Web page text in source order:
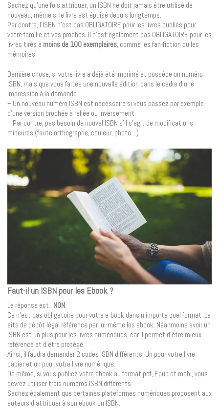
Sachez qu’une fois attribuer, un ISBN ne doit jamais être utilisé de
nouveau, même si le livre est épuisé depuis longtemps.
Par contre, l’ISBN n’est pas OBLIGATOIRE pour les livres publiés pour
votre famille et vos proches. Il n’est également pas OBLIGATOIRE pour les
livres tirés à moins de 100 exemplaires, comme les fan-fiction ou les
mémoires.
Dernière chose, si votre livre a déjà été imprimé et possède un numéro
ISBN, mais que vous faites une nouvelle édition dans le cadre d’une
impression à la demande :
– Un nouveau numéro ISBN est nécessaire si vous passez par exemple
d’une version brochée à reliée ou inversement.
– Par contre, pas besoin de nouvel ISBN s’il s’agit de modifications
mineures (faute orthographe, couleur, photo…)
Faut-il un ISBN pour les Ebook ?
La réponse est : NON.
Ce n’est pas obligatoire pour votre e-book dans n’importe quel format. Le
site de dépôt légal référence par lui-même les ebook. Néanmoins avoir un
ISBN est un plus pour les livres numériques, car il permet d’être mieux
référencé et d’être protégé.
Ainsi, il faudra demander 2 codes ISBN différents. Un pour votre livre
papier et un pour votre livre numérique.
De même, si vous publiez votre ebook au format pdf, Epub et mobi, vous
devrez utiliser trois numéros ISBN différents.
Sachez également que certaines plateformes numériques proposent aux
auteurs d’attribuer à son ebook un ISBN.